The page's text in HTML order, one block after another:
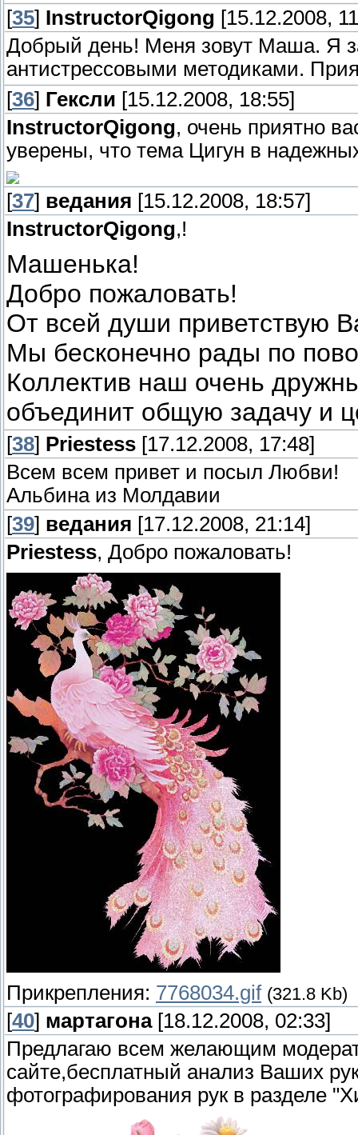
[35] InstructorQigong [15.12.2008,
Добрый день! Меня зовут Маша. Я
антистрессовыми методиками.
[36] Гексли [15.12.2008, 18:55]
InstructorQigong, очень приятно
уверены, что тема Цигун в
[37] ведания [15.12.2008, 18:57]
InstructorQigong,!
Машенька!
Добро пожаловать!
От всей души приветствую
Мы бесконечно рады по
Коллектив наш очень
объединит общую задачу и
[38] Priestess [17.12.2008, 17:48]
Всем всем привет и посыл Любви!
Альбина из Молдавии
[39] ведания [17.12.2008, 21:14]
Priestess, Добро пожаловать!
Прикрепления: 7768034.gif (321.8 Kb)
[40] мартагона[18.12.2008, 02:33]
Предлагаю всем желающим
сайте,бесплатный анализ Ваших
фотографирования рук в разделе